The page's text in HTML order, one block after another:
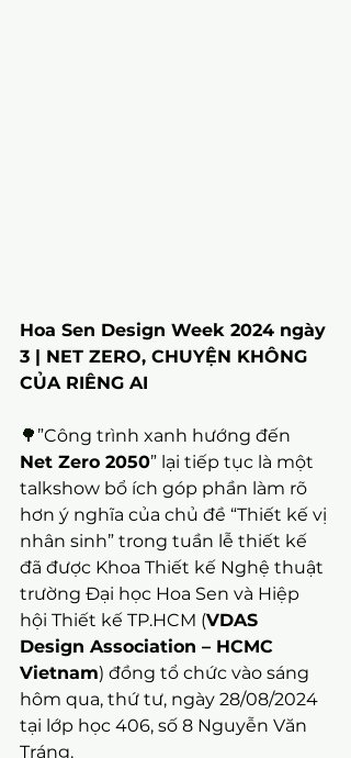
Hoa Sen Design Week 2024 ngày
3 | NET ZERO, CHUYỆN KHÔNG
CỦA RIÊNG AI
🌳 ”Công trình xanh hướng đến
Net Zero 2050” lại tiếp tục là một
talkshow bổ ích góp phần làm rõ
hơn ý nghĩa của chủ đề “Thiết kế vị
nhân sinh” trong tuần lễ thiết kế
đã được Khoa Thiết kế Nghệ thuật
trường Đại học Hoa Sen và Hiệp
hội Thiết kế TP.HCM (VDAS
Design Association – HCMC
Vietnam) đồng tổ chức vào sáng
hôm qua, thứ tư, ngày 28/08/2024
tại lớp học 406, số 8 Nguyễn Văn
Tráng.